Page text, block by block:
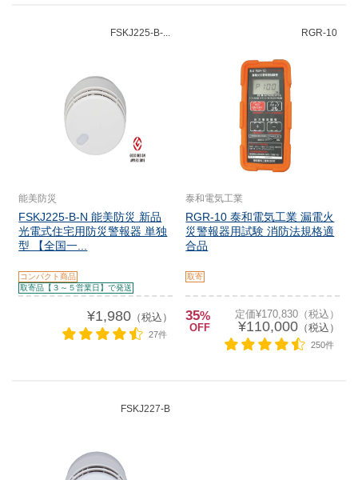
FSKJ225-B-...
能美防災
FSKJ225-B-N 能美防災 新品
光電式住宅用防災警報器 単独
型 【全国一...
コンパクト商品
取寄品【３～５営業日】で発送
¥1,980（税込）
27件
RGR-10
泰和電気工業
RGR-10 泰和電気工業 漏電火
災警報器用試験 消防法規格適
合品
取寄
35%
OFF
定価¥170,830（税込）
¥110,000（税込）
250件
FSKJ227-B